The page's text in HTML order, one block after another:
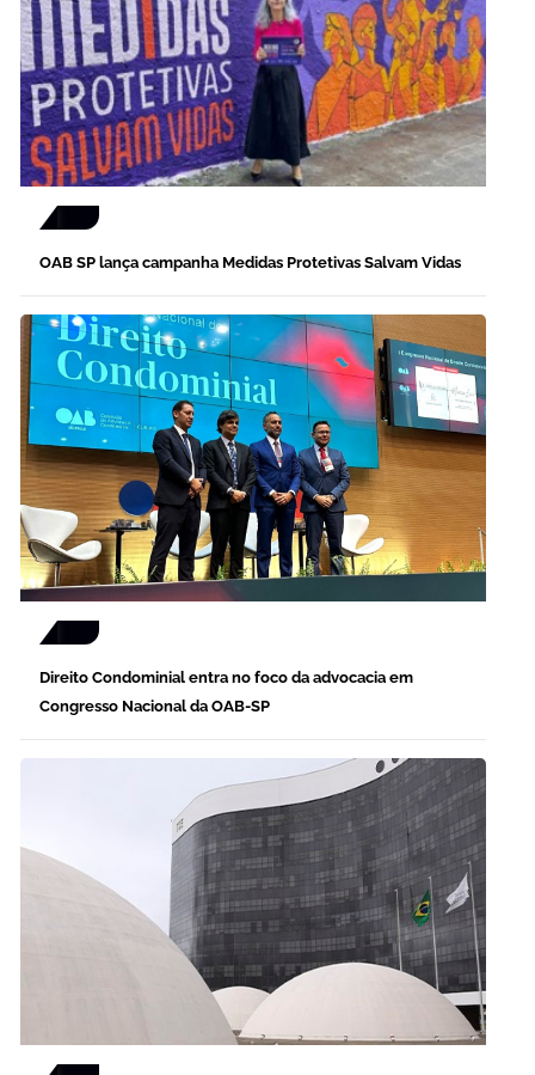
OAB SP lança campanha Medidas Protetivas Salvam Vidas
Direito Condominial entra no foco da advocacia em
Congresso Nacional da OAB-SP